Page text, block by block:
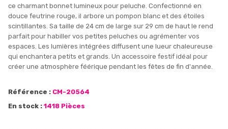
ce charmant bonnet lumineux pour peluche. Confectionné en
douce feutrine rouge, il arbore un pompon blanc et des étoiles
scintillantes. Sa taille de 24 cm de large sur 29 cm de haut le rend
parfait pour habiller vos petites peluches ou agrémenter vos
espaces. Les lumières intégrées diffusent une lueur chaleureuse
qui enchantera petits et grands. Un accessoire festif idéal pour
créer une atmosphère féérique pendant les fêtes de fin d'année.
Référence : CM-20564
En stock : 1418 Pièces